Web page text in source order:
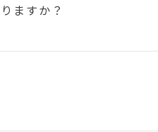
ますか？